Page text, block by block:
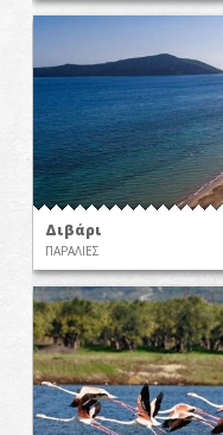
Διβάρι
ΠΑΡΑΛΙΕΣ